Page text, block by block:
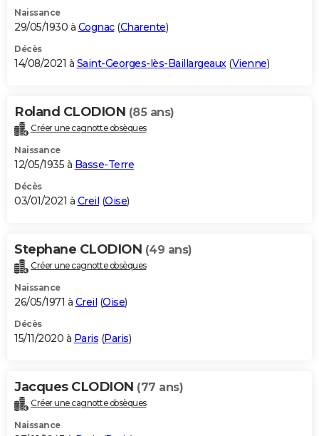
Naissance
29/05/1930 à Cognac(Charente)
Décès
14/08/2021 à Saint-Georges-lès-Baillargeaux(Vienne)
Roland CLODION (85 ans)
Créer une cagnotte obsèques
Naissance
12/05/1935 à Basse-Terre
Décès
03/01/2021 à Creil (Oise)
Stephane CLODION (49 ans)
Créer une cagnotte obsèques
Naissance
26/05/1971 à Creil (Oise)
Décès
15/11/2020 à Paris (Paris)
Jacques CLODION (77 ans)
Créer une cagnotte obsèques
Naissance